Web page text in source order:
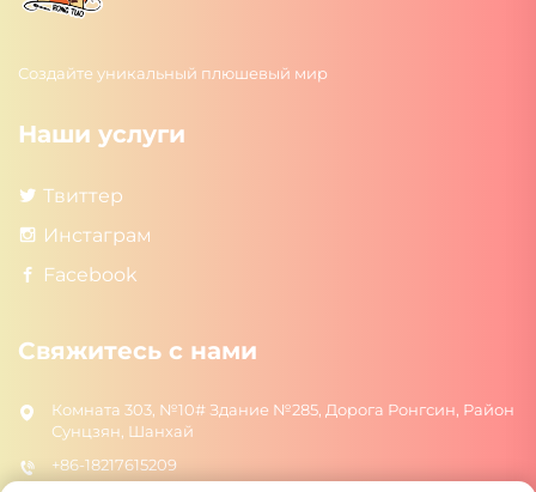
Создайте уникальный плюшевый мир
Наши услуги
Твиттер
Инстаграм
Facebook
Свяжитесь с нами
Комната 303, №10# Здание №285, Дорога Ронгсин, Район
Сунцзян, Шанхай
+86-18217615209